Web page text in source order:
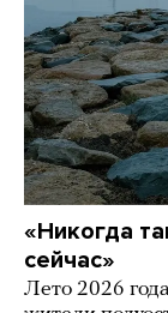
«Никогда
сейчас»
Лето 2026